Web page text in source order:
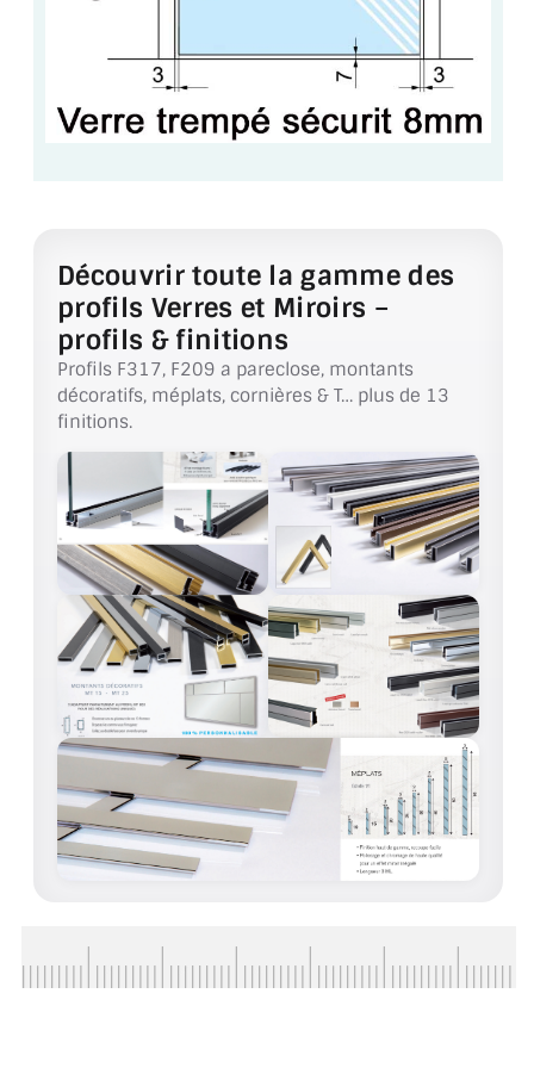
ACCESSOIRES & QUINCAILLERIE
CATALOGUE DE PROFILS ET FIXATION DU
VERRE
VITRINE EN VERRE
CONNECTEURS ET ASSEMBLAGE DE VERRES
PLATS ET CORNIÈRES
BOUTONS ET POIGNÉES
BARRES DE STABILISATION
JOINTS D'ÉTANCHÉITÉS
FIXATION GARDES CORPS
SYSTÈMES PIVOTANTS
SYSTÈMES COULISSANTS
LE CATALOGUE ACCESSOIRES
(STROMBINOSCOPE)
NUANCIER RAL
Découvrir toute la gamme des
profils Verres et Miroirs –
profils & finitions
Profils F317, F209 a pareclose, montants
décoratifs, méplats, cornières & T… plus de 13
finitions.